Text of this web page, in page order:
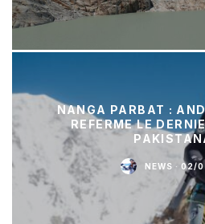
NANGA PARBAT :
REFERME LE
NEWS · 02/